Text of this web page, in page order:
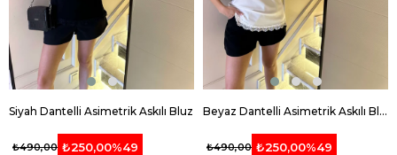
Siyah Dantelli Asimetrik Askılı Bluz
₺250,00%49
₺490,00
Beyaz Dantelli Asimetrik Askılı Bluz
₺250,00%49
₺490,00